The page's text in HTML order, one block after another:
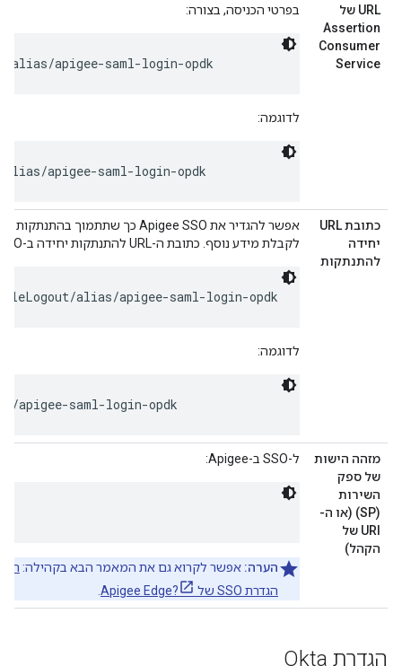
URL של
Assertion
Consumer
Service
בפרטי הכניסה, בצורה:
alias/apigee-saml-login-opdk
לדוגמה:
alias/apigee-saml-login-opdk
כתובת URL
יחידה
להתנתקות
אפשר להגדיר את Apigee SSO כך שתתמוך בהתנתקות יחידה. צפייה
לקבלת מידע נוסף. כתובת ה-URL להתנתקות יחידה ב-Apigee SSO מופיעה כך:
alias/apigee-saml-login-opdk
לדוגמה:
apigee-saml-login-opdk
מזהה הישות
של ספק
השירות
(SP) (או ה-
URI של
הקהל)
ל-SSO ב-Apigee:
הערה: אפשר לקרוא גם את המאמר הבא בקהילה:
הגדרת SSO של Apigee Edge?
הגדרת Okta